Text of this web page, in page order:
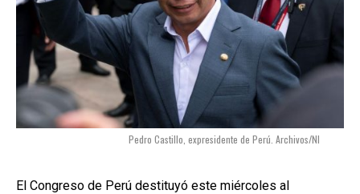
Pedro Castillo, expresidente de Perú. Archivos/NI
El Congreso de Perú destituyó este miércoles al